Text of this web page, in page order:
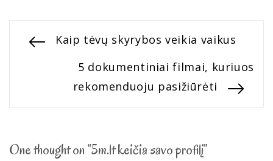
NavigacijaPrevious
Kaip tėvų skyrybos veikia vaikus
Next
post:
5 dokumentiniai filmai, kuriuos
rekomenduoju pasižiūrėti
One thought on “5m.lt keičia savo profilį”